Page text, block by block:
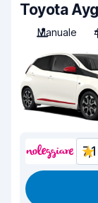
Toyota
Manuale
7,1